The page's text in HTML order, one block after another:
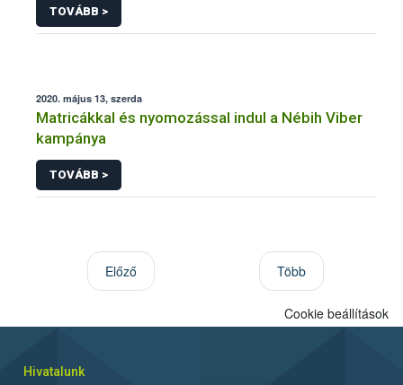
TOVÁBB >
2020. május 13, szerda
Matricákkal és nyomozással indul a Nébih Viber
kampánya
TOVÁBB >
Előző Több
Cookie beállítások
Hivatalunk